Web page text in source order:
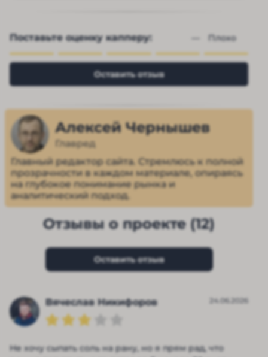
Поставьте оценку капперу: — Плохо
Оставить отзыв
Алексей Чернышев
Главред
Главный редактор сайта. Стремлюсь к полной
прозрачности в каждом материале, опираясь
на глубокое понимание рынка и
аналитический подход.
Отзывы о проекте (12)
Оставить отзыв
Вячеслав Никифоров 24.06.2026
Не хочу сыпать соль на рану, но я прям рад, что